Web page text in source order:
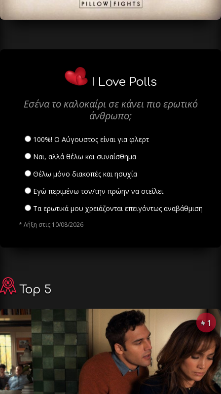
I Love Polls
Εσένα το καλοκαίρι σε κάνει πιο ερωτικό
άνθρωπο;
100%! Ο Αύγουστος είναι για φλερτ
Ναι, αλλά θέλω και συναίσθημα
Θέλω μόνο διακοπές και ησυχία
Εγώ περιμένω τον/την πρώην να στείλει
Τα ερωτικά μου χρειάζονται επειγόντως αναβάθμιση
* Λήξη στις 10/08/2026
Top 5
# 1